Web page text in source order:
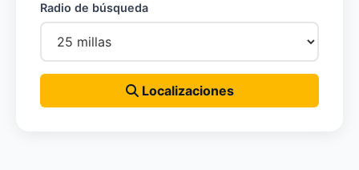
Radio de búsqueda
Localizaciones